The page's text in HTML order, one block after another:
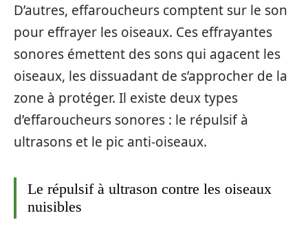
D’autres, effaroucheurs comptent sur le son
pour effrayer les oiseaux. Ces effrayantes
sonores émettent des sons qui agacent les
oiseaux, les dissuadant de s’approcher de la
zone à protéger. Il existe deux types
d’effaroucheurs sonores : le répulsif à
ultrasons et le pic anti-oiseaux.
Le répulsif à ultrason contre les oiseaux
nuisibles